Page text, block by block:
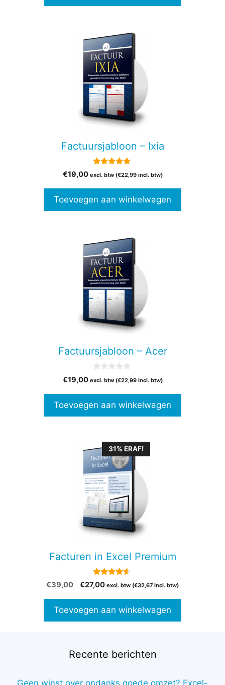
Factuursjabloon – Ixia
5.00
van 5
€19,00 excl. btw (€22,99incl. btw)
Toevoegen aan winkelwagen
Factuursjabloon – Acer
v
5
€19,00 excl. btw (€22,99incl. btw)
Toevoegen aan winkelwagen
31% ERAF!
Facturen in Excel Premium
4.41
van 5
€39,00
Oorspronkelijke
€39,00.
€27,00Huidige
€27,00.
excl. btw (€32,67 incl. btw)
Toevoegen aan winkelwagen
Recente berichten